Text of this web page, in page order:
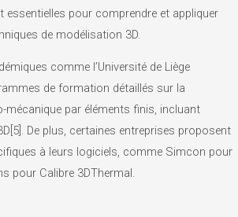
essentielles pour comprendre et appliquer
de modélisation 3D.
comme l’Université de Liège
de formation détaillés sur la
mécanique par éléments finis, incluant
De plus, certaines entreprises proposent
à leurs logiciels, comme Simcon pour
pour Calibre 3DThermal.